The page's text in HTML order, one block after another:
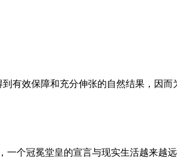
有效保障和充分伸张的自然结果，因
个冠冕堂皇的宣言与现实生活越来